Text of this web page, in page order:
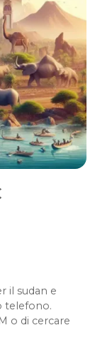
il sudan e
telefono.
o di cercare